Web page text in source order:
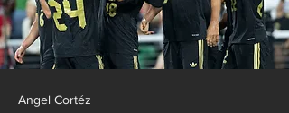
Angel Cortéz